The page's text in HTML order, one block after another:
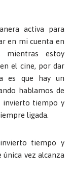
activa para
en mi cuenta en
mientras estoy
el cine, por dar
es que hay un
hablamos de
invierto tiempo y
ligada.
invierto tiempo y
vez alcanza